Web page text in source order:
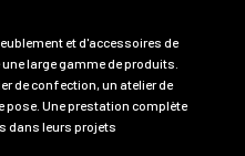
et d'accessoires de
large gamme de produits.
de confection, un atelier de
pose. Une prestation complète
dans leurs projets